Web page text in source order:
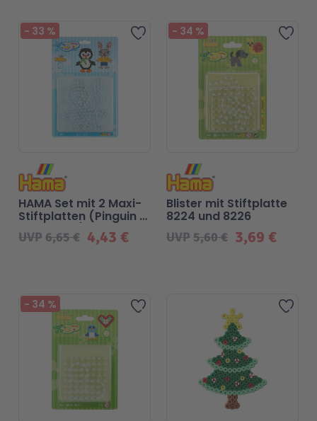
Malen & Zeichnen
Marvel™ Super Heroes
Minecraft™
NINJAGO®
Speed Champions
Super Mario
Technic
Knights
NOVELMORE
Sports Action
VW
Wiltopia
Cars
Zur Wunschliste hinzufügen
- 33 %
4,43 €
UVP6,65 €
HAMA Set mit 2 Maxi-
Stiftplatten (Pinguin &
Kaninchen)
Zur
- 34 %
3,69 €
UVP5,60 €
Blister mit Stiftplatte
8224 und 8226
Zur Wunschliste hinzufügen
- 34 % Zur